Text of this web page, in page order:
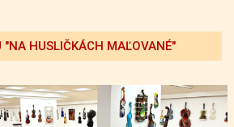
"NA HUSLIČKÁCH MAĽOVANÉ"